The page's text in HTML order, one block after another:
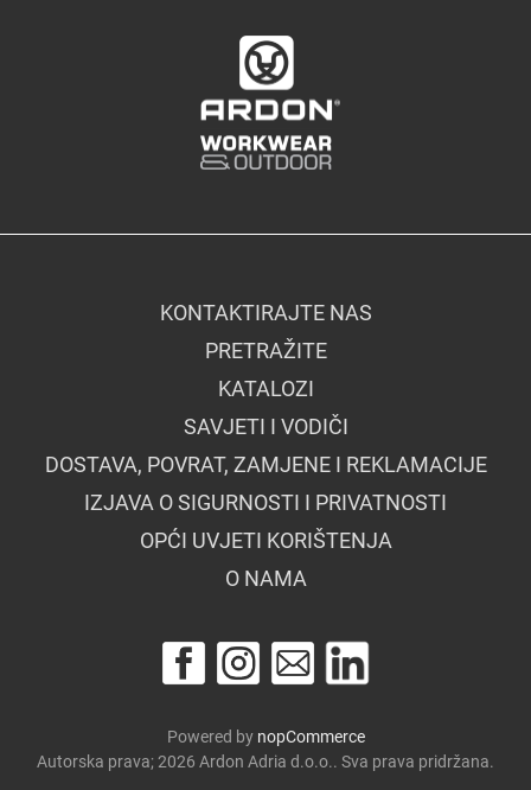
KONTAKTIRAJTE NAS
PRETRAŽITE
KATALOZI
SAVJETI I VODIČI
DOSTAVA, POVRAT, ZAMJENE I REKLAMACIJE
IZJAVA O SIGURNOSTI I PRIVATNOSTI
OPĆI UVJETI KORIŠTENJA
O NAMA
Powered by nopCommerce
Autorska prava; 2026 Ardon Adria d.o.o.. Sva prava pridržana.